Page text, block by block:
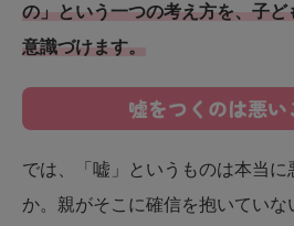
の」という一つの考え方を、子ど
意識づけます。
嘘をつくのは悪い
では、「嘘」というものは本当に
か。親がそこに確信を抱いてい